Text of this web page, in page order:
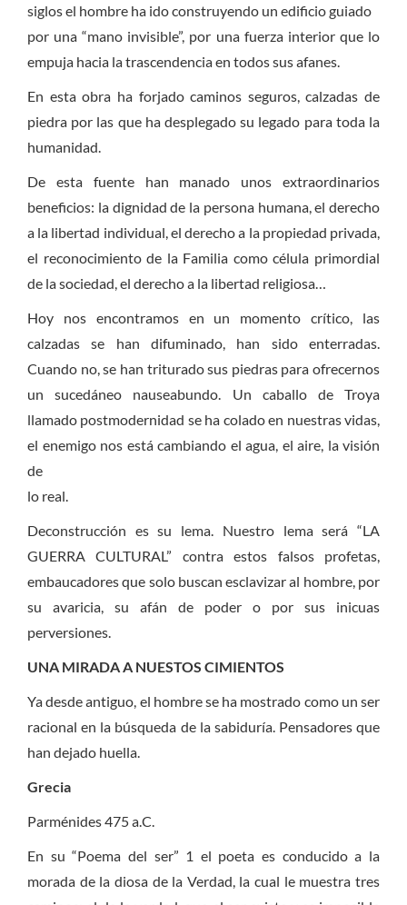
siglos el hombre ha ido construyendo un edificio guiado
por una “mano invisible”, por una fuerza interior que lo
empuja hacia la trascendencia en todos sus afanes.
En esta obra ha forjado caminos seguros, calzadas de
piedra por las que ha desplegado su legado para toda la
humanidad.
De esta fuente han manado unos extraordinarios
beneficios: la dignidad de la persona humana, el derecho
a la libertad individual, el derecho a la propiedad privada,
el reconocimiento de la Familia como célula primordial
de la sociedad, el derecho a la libertad religiosa…
Hoy nos encontramos en un momento crítico, las
calzadas se han difuminado, han sido enterradas.
Cuando no, se han triturado sus piedras para ofrecernos
un sucedáneo nauseabundo. Un caballo de Troya
llamado postmodernidad se ha colado en nuestras vidas,
el enemigo nos está cambiando el agua, el aire, la visión
de
lo real.
Deconstrucción es su lema. Nuestro lema será “LA
GUERRA CULTURAL” contra estos falsos profetas,
embaucadores que solo buscan esclavizar al hombre, por
su avaricia, su afán de poder o por sus inicuas
perversiones.
UNA MIRADA A NUESTOS CIMIENTOS
Ya desde antiguo, el hombre se ha mostrado como un ser
racional en la búsqueda de la sabiduría. Pensadores que
han dejado huella.
Grecia
Parménides 475 a.C.
En su “Poema del ser” 1 el poeta es conducido a la
morada de la diosa de la Verdad, la cual le muestra tres